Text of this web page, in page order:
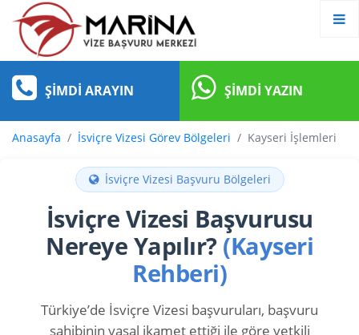
ŞIMDI ARAYIN ŞIMDI YAZIN
Anasayfa İsviçre Vizesi Görev Bölgeleri Kayseri İşlemleri
İsviçre Vizesi Başvuru Bölgeleri
İsviçre Vizesi Başvurusu
Nereye Yapılır? (Kayseri
Rehberi)
Türkiye’de İsviçre Vizesi başvuruları, başvuru
sahibinin yasal ikamet ettiği ile göre yetkili